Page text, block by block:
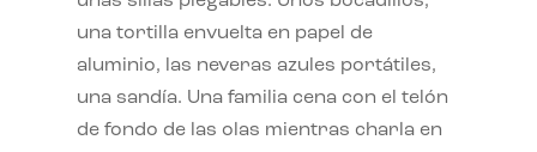
una tortilla envuelta en papel de
aluminio, las neveras azules portátiles,
una sandía. Una familia cena con el telón
de fondo de las olas mientras charla en